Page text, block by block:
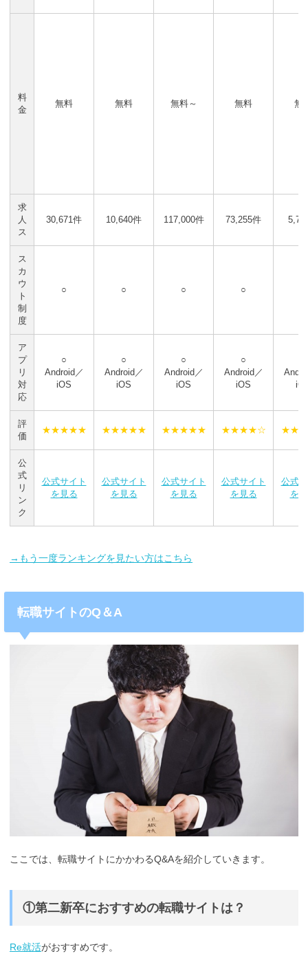
料
金
無料 無料 無料～ 無料 無
求
人
ス
30,671件 10,640件 117,000件 73,255件
ス
カ
ウ
ト
制
度
○ ○ ○ ○
ア
プ
リ
対
応
○
Android／
iOS
○
Android／
iOS
○
Android／
iOS
○
Android／
iOS
評
価
★★★★★ ★★★★★ ★★★★★ ★★★★☆
公
式
リ
ン
ク
公式サイト
を見る
公式サイト
を見る
公式サイト
を見る
公式サイト
を見る
公式
を
→もう一度ランキングを見たい方はこちら
転職サイトのQ＆A
ここでは、転職サイトにかかわるQ&Aを紹介していきます。
①第二新卒におすすめの転職サイトは？
Re就活がおすすめです。